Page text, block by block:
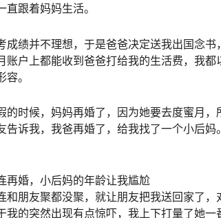
直跟着妈妈生活。
成绩并不理想，于是爸爸决定送我出国念
账户上都能收到爸爸打给我的生活费，我
。
的时候，妈妈再婚了，因为她要去度蜜月
告诉我，我爸再婚了，给我找了一个小后
再婚，小后妈的年龄让我尴尬
和朋友聚都没聚，就让朋友把我送回家了
我的突然出现有点惊吓，我上下打量了她